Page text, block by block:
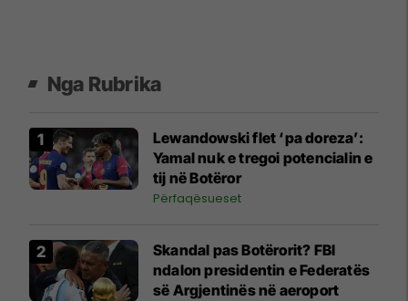
Nga Rubrika
Lewandowski flet ‘pa doreza’:
Yamal nuk e tregoi potencialin e
tij në Botëror
Përfaqësueset
Skandal pas Botërorit? FBI
ndalon presidentin e Federatës
së Argjentinës në aeroport